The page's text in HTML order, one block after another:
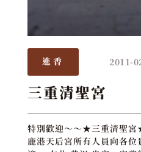
進香 2011-
三重清聖宮
特別歡迎～～★三重清聖
鹿港天后宮所有人員向各位